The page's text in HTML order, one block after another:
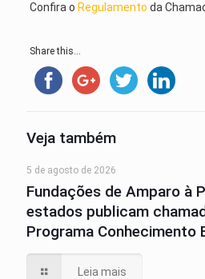
Confira o Regulamento da
Share this...
Veja também
5 de agosto de 2026
Fundações de Amparo à
estados publicam
Programa Conhecimento
Leia mais